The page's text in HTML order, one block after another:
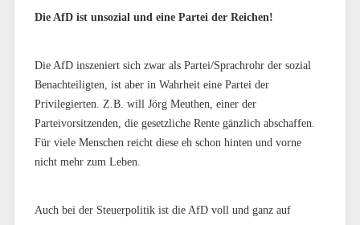
Die AfD ist unsozial und eine Partei der Reichen!
Die AfD inszeniert sich zwar als Partei/Sprachrohr der sozial
Benachteiligten, ist aber in Wahrheit eine Partei der
Privilegierten. Z.B. will Jörg Meuthen, einer der
Parteivorsitzenden, die gesetzliche Rente gänzlich abschaffen.
Für viele Menschen reicht diese eh schon hinten und vorne
nicht mehr zum Leben.
Auch bei der Steuerpolitik ist die AfD voll und ganz auf